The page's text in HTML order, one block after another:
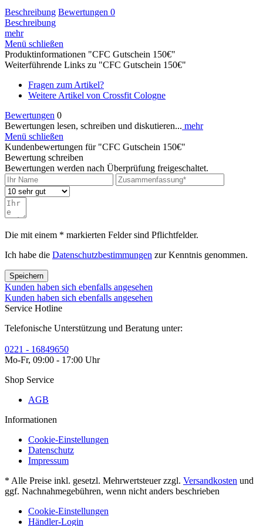
Beschreibung Bewertungen 0
Beschreibung
mehr
Menü schließen
Produktinformationen "CFC Gutschein 150€"
Weiterführende Links zu "CFC Gutschein 150€"
Fragen zum Artikel?
Weitere Artikel von Crossfit Cologne
Bewertungen 0
Bewertungen lesen, schreiben und diskutieren... mehr
Menü schließen
Kundenbewertungen für "CFC Gutschein 150€"
Bewertung schreiben
Bewertungen werden nach Überprüfung freigeschaltet.
Die mit einem * markierten Felder sind Pflichtfelder.
Ich habe die Datenschutzbestimmungen zur Kenntnis genommen.
Speichern
Kunden haben sich ebenfalls angesehen
Kunden haben sich ebenfalls angesehen
Service Hotline
Telefonische Unterstützung und Beratung unter:
0221 - 16849650
Mo-Fr, 09:00 - 17:00 Uhr
Shop Service
AGB
Informationen
Cookie-Einstellungen
Datenschutz
Impressum
* Alle Preise inkl. gesetzl. Mehrwertsteuer zzgl. Versandkosten und
ggf. Nachnahmegebühren, wenn nicht anders beschrieben
Cookie-Einstellungen
Händler-Login